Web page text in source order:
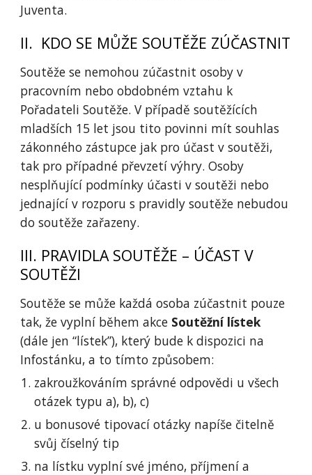
Juventa.
II. KDO SE MŮŽE SOUTĚŽE ZÚČASTNIT
Soutěže se nemohou zúčastnit osoby v
pracovním nebo obdobném vztahu k
Pořadateli Soutěže. V případě soutěžících
mladších 15 let jsou tito povinni mít souhlas
zákonného zástupce jak pro účast v soutěži,
tak pro případné převzetí výhry. Osoby
nesplňující podmínky účasti v soutěži nebo
jednající v rozporu s pravidly soutěže nebudou
do soutěže zařazeny.
III. PRAVIDLA SOUTĚŽE – ÚČAST V
SOUTĚŽI
Soutěže se může každá osoba zúčastnit pouze
tak, že vyplní během akce Soutěžní lístek
(dále jen “lístek”), který bude k dispozici na
Infostánku, a to tímto způsobem:
zakroužkováním správné odpovědi u všech
otázek typu a), b), c)
u bonusové tipovací otázky napíše čitelně
svůj číselný tip
na lístku vyplní své jméno, příjmení a